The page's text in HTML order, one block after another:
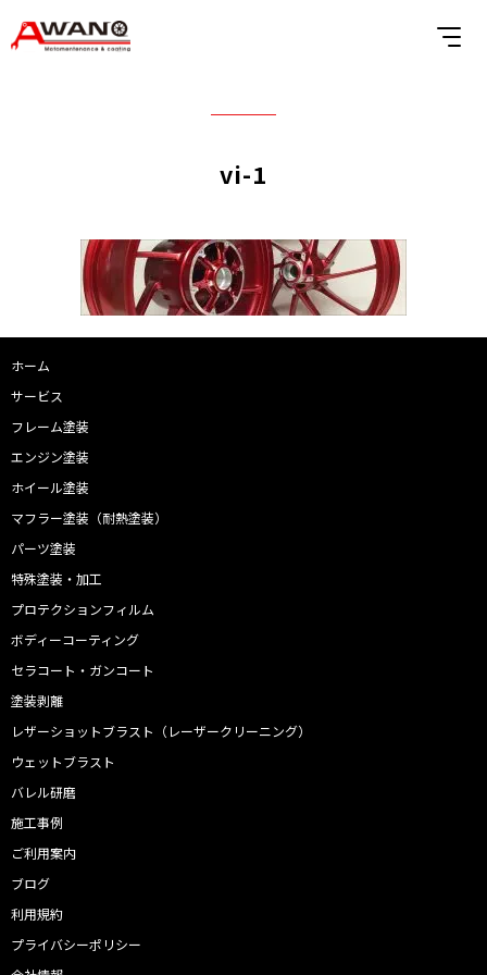
vi-1
ホーム
サービス
フレーム塗装
エンジン塗装
ホイール塗装
マフラー塗装（耐熱塗装）
パーツ塗装
特殊塗装・加工
プロテクションフィルム
ボディーコーティング
セラコート・ガンコート
塗装剥離
レザーショットブラスト（レーザークリーニング）
ウェットブラスト
バレル研磨
施工事例
ご利用案内
ブログ
利用規約
プライバシーポリシー